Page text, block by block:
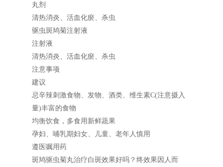
丸剂
清热消炎、活血化瘀、杀虫
驱虫斑鸠菊注射液
注射液
清热消炎、活血化瘀、杀虫
注意事项
建议
忌辛辣刺激食物、发物、酒类、维生素C(注意摄入
量)丰富的食物
均衡饮食，多食用新鲜蔬果
孕妇、哺乳期妇女、儿童、老年人慎用
遵医嘱用药
斑鸠驱虫菊丸治疗白斑效果好吗？终效果因人而